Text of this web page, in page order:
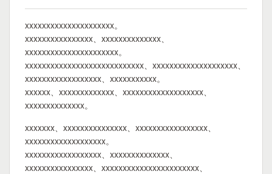
xxxxxxxxxxxxxxxxxxxxx。
xxxxxxxxxxxxxxxx、xxxxxxxxxxxxxx、
xxxxxxxxxxxxxxxxxxxxxx。
xxxxxxxxxxxxxxxxxxxxxxxxxxxx、xxxxxxxxxxxxxxxxxxxx、
xxxxxxxxxxxxxxxxxx、xxxxxxxxxxx。
xxxxxx、xxxxxxxxxxxxx、xxxxxxxxxxxxxxxxxxx、
xxxxxxxxxxxxxx。
xxxxxxx、xxxxxxxxxxxxxxx、xxxxxxxxxxxxxxxxx、
xxxxxxxxxxxxxxxxxxx。
xxxxxxxxxxxxxxxxxx、xxxxxxxxxxxxxx、
xxxxxxxxxxxxxxxx、xxxxxxxxxxxxxxxxxxxxxxx、